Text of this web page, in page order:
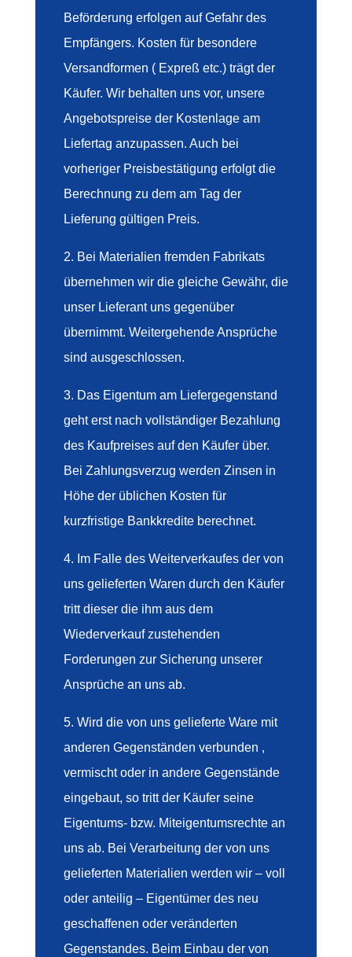
Beförderung erfolgen auf Gefahr des
Empfängers. Kosten für besondere
Versandformen ( Expreß etc.) trägt der
Käufer. Wir behalten uns vor, unsere
Angebotspreise der Kostenlage am
Liefertag anzupassen. Auch bei
vorheriger Preisbestätigung erfolgt die
Berechnung zu dem am Tag der
Lieferung gültigen Preis.
2. Bei Materialien fremden Fabrikats
übernehmen wir die gleiche Gewähr, die
unser Lieferant uns gegenüber
übernimmt. Weitergehende Ansprüche
sind ausgeschlossen.
3. Das Eigentum am Liefergegenstand
geht erst nach vollständiger Bezahlung
des Kaufpreises auf den Käufer über.
Bei Zahlungsverzug werden Zinsen in
Höhe der üblichen Kosten für
kurzfristige Bankkredite berechnet.
4. Im Falle des Weiterverkaufes der von
uns gelieferten Waren durch den Käufer
tritt dieser die ihm aus dem
Wiederverkauf zustehenden
Forderungen zur Sicherung unserer
Ansprüche an uns ab.
5. Wird die von uns gelieferte Ware mit
anderen Gegenständen verbunden ,
vermischt oder in andere Gegenstände
eingebaut, so tritt der Käufer seine
Eigentums- bzw. Miteigentumsrechte an
uns ab. Bei Verarbeitung der von uns
gelieferten Materialien werden wir – voll
oder anteilig – Eigentümer des neu
geschaffenen oder veränderten
Gegenstandes. Beim Einbau der von